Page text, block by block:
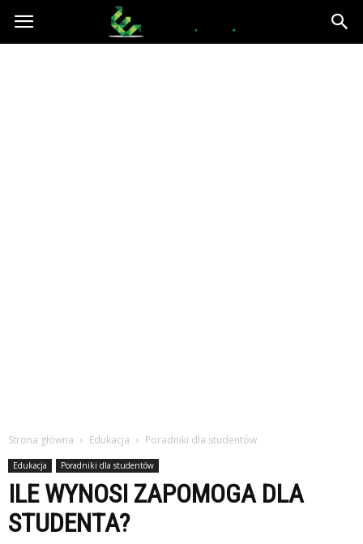
epce.org.pl
Strona główna Edukacja Poradniki dla studentów
Edukacja Poradniki dla studentów
ILE WYNOSI ZAPOMOGA DLA
STUDENTA?